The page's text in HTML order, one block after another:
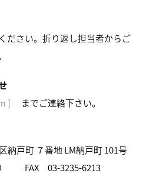
ださい。折り返し担当者からご
] までご連絡下さい。
戸町 ７番地 LM納戸町 101号
） FAX 03-3235-6213